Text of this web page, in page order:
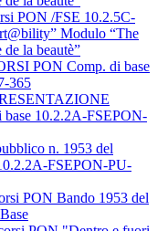
PON /FSE 10.2.5C-
Modulo “The
la beautè”
PON Comp. di base
365
10.2.2A-FSEPON-
n. 1953 del
FSEPON-PU-
PON Bando 1953 del